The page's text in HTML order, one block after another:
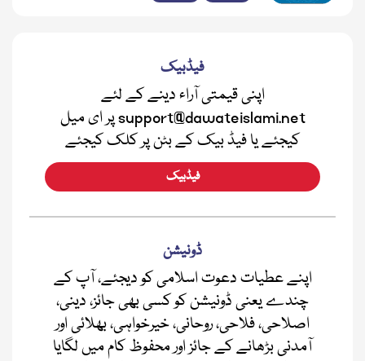
فیڈبیک
اپنی قیمتی آراء دینے کے لئے
support@dawateislami.net پر ای میل
کیجئے یا فیڈ بیک کے بٹن پر کلک کیجئے
فیڈبیک
ڈونیشن
اپنے عطیات دعوت اسلامی کو دیجئے، آپ کے
چندے یعنی ڈونیشن کو کسی بھی جائز، دینی،
اصلاحی، فلاحی، روحانی، خیرخواہی، بھلائی اور
آمدنی بڑھانے کے جائز اور محفوظ کام میں لگایا